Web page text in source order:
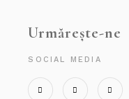
Urmărește-ne
SOCIAL MEDIA